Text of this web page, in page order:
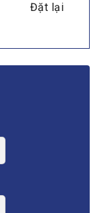
Đặt lại